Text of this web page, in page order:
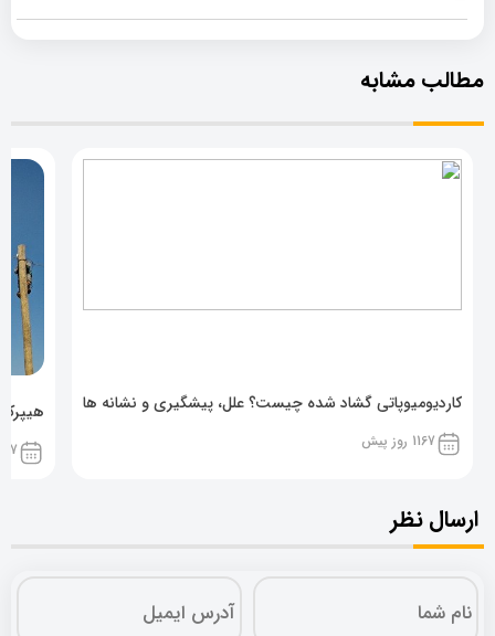
مطالب مشابه
کاردیومیوپاتی گشاد شده چیست؟ علل، پیشگیری و نشانه ها
1167 روز پیش 1167
ارسال نظر